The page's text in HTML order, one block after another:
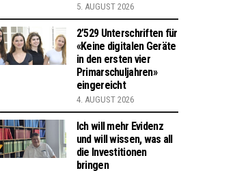
5. AUGUST 2026
2’529 Unterschriften für
«Keine digitalen Geräte
in den ersten vier
Primarschuljahren»
eingereicht
4. AUGUST 2026
Ich will mehr Evidenz
und will wissen, was all
die Investitionen
bringen